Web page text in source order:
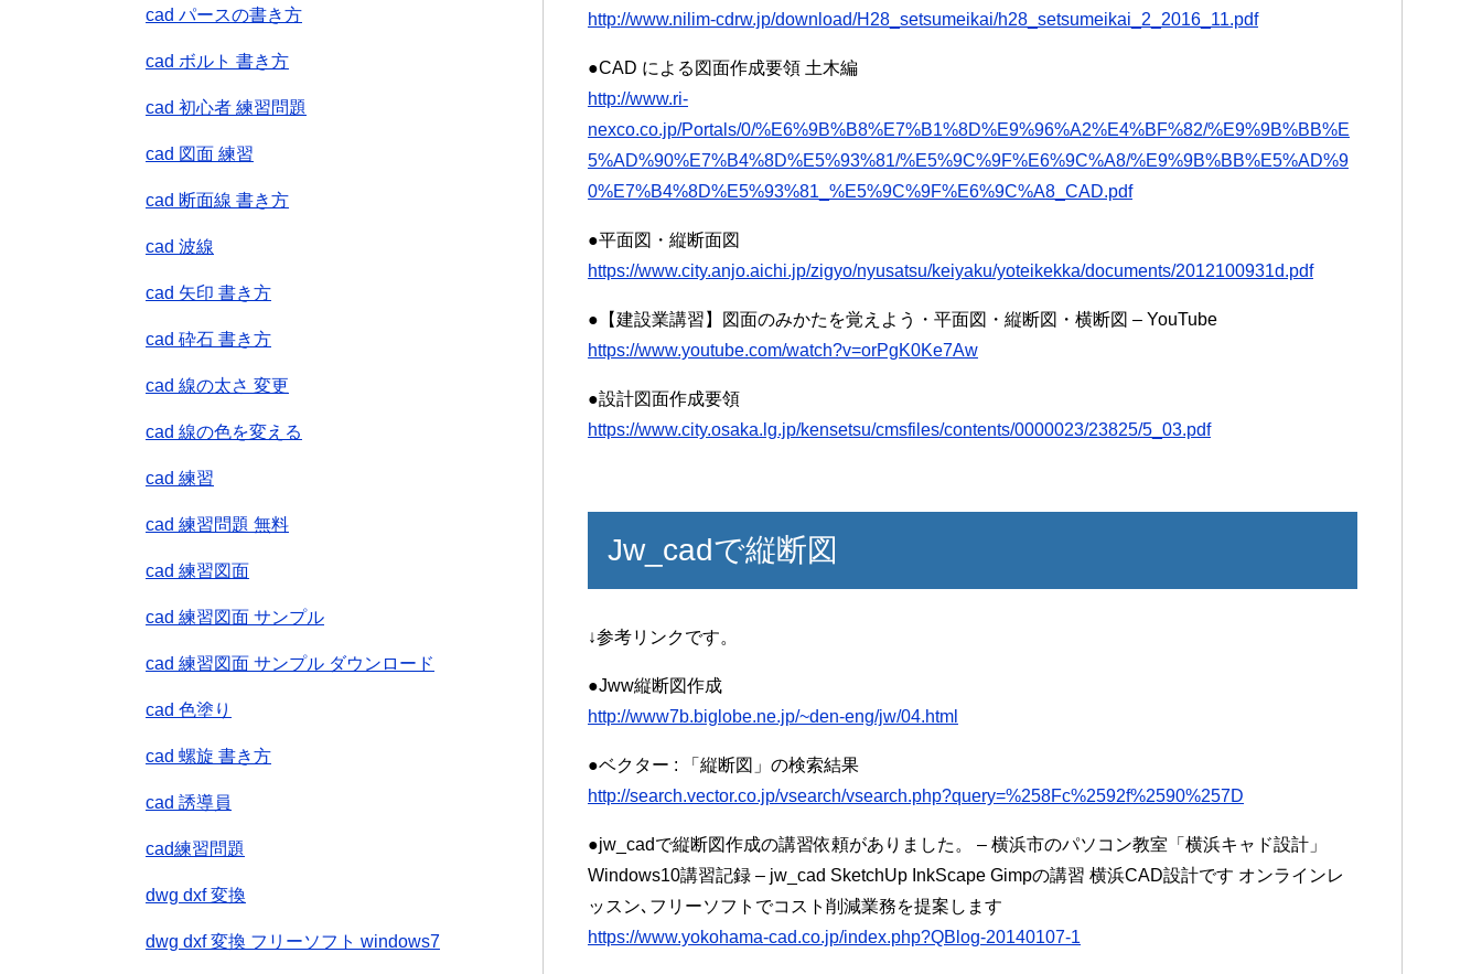
http://www.nilim-cdrw.jp/download/H28_setsumeikai/h28_setsumeikai_2_2016_11.pdf
●CAD による図面作成要領 土木編
http://www.ri-
nexco.co.jp/Portals/0/%E6%9B%B8%E7%B1%8D%E9%96%A2%E4%BF%82/%E9%9B%BB%E
5%AD%90%E7%B4%8D%E5%93%81/%E5%9C%9F%E6%9C%A8/%E9%9B%BB%E5%AD%9
0%E7%B4%8D%E5%93%81_%E5%9C%9F%E6%9C%A8_CAD.pdf
●平面図・縦断面図
https://www.city.anjo.aichi.jp/zigyo/nyusatsu/keiyaku/yoteikekka/documents/2012100931d.pdf
●【建設業講習】図面のみかたを覚えよう・平面図・縦断図・横断図 – YouTube
https://www.youtube.com/watch?v=orPgK0Ke7Aw
●設計図面作成要領
https://www.city.osaka.lg.jp/kensetsu/cmsfiles/contents/0000023/23825/5_03.pdf
Jw_cadで縦断図
↓参考リンクです。
●Jww縦断図作成
http://www7b.biglobe.ne.jp/~den-eng/jw/04.html
●ベクター : 「縦断図」の検索結果
http://search.vector.co.jp/vsearch/vsearch.php?query=%258Fc%2592f%2590%257D
●jw_cadで縦断図作成の講習依頼がありました。 – 横浜市のパソコン教室「横浜キャド設計」
Windows10講習記録 – jw_cad SketchUp InkScape Gimpの講習 横浜CAD設計です オンラインレ
ッスン､フリーソフトでコスト削減業務を提案します
https://www.yokohama-cad.co.jp/index.php?QBlog-20140107-1
cad パースの書き方
cad ボルト 書き方
cad 初心者 練習問題
cad 図面 練習
cad 断面線 書き方
cad 波線
cad 矢印 書き方
cad 砕石 書き方
cad 線の太さ 変更
cad 線の色を変える
cad 練習
cad 練習問題 無料
cad 練習図面
cad 練習図面 サンプル
cad 練習図面 サンプル ダウンロード
cad 色塗り
cad 螺旋 書き方
cad 誘導員
cad練習問題
dwg dxf 変換
dwg dxf 変換 フリーソフト windows7